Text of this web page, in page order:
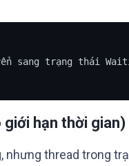
sang trạng thái
hạn thời gian)
nhưng thread trong